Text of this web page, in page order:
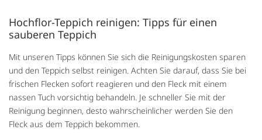
Hochflor-Teppich reinigen: Tipps für einen
sauberen Teppich
Mit unseren Tipps können Sie sich die Reinigungskosten sparen
und den Teppich selbst reinigen. Achten Sie darauf, dass Sie bei
frischen Flecken sofort reagieren und den Fleck mit einem
nassen Tuch vorsichtig behandeln. Je schneller Sie mit der
Reinigung beginnen, desto wahrscheinlicher werden Sie den
Fleck aus dem Teppich bekommen.